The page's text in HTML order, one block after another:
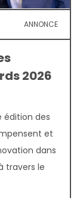
ANNONCE
2026
édition des
et
dans
travers le